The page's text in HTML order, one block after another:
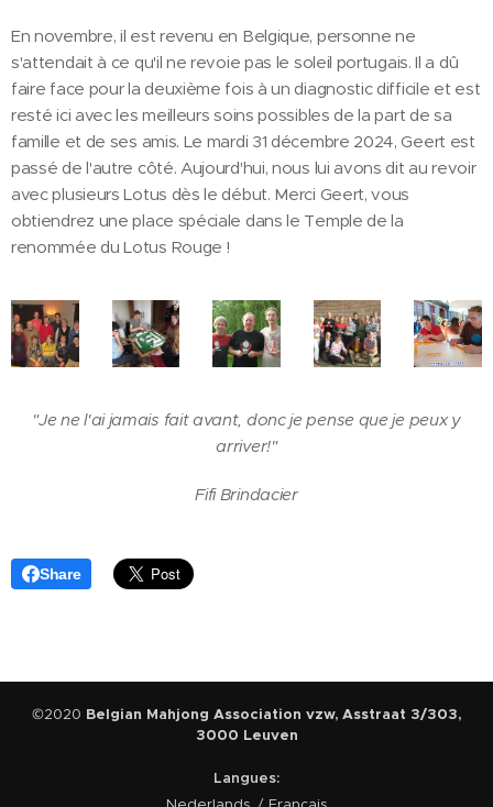
En novembre, il est revenu en Belgique, personne ne
s'attendait à ce qu'il ne revoie pas le soleil portugais. Il a dû
faire face pour la deuxième fois à un diagnostic difficile et est
resté ici avec les meilleurs soins possibles de la part de sa
famille et de ses amis. Le mardi 31 décembre 2024, Geert est
passé de l'autre côté. Aujourd'hui, nous lui avons dit au revoir
avec plusieurs Lotus dès le début. Merci Geert, vous
obtiendrez une place spéciale dans le Temple de la
renommée du Lotus Rouge !
"Je ne l'ai jamais fait avant, donc je pense que je peux y
arriver!"
Fifi Brindacier
Share
©2020 Belgian Mahjong Association vzw, Asstraat 3/303,
3000 Leuven
Langues